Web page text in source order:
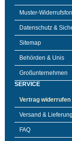
Muster-
Datenschutz &
Sitemap
Behörden & Unis
Großunternehmen
SERVICE
Vertrag widerrufen
Versand & Lieferung
FAQ